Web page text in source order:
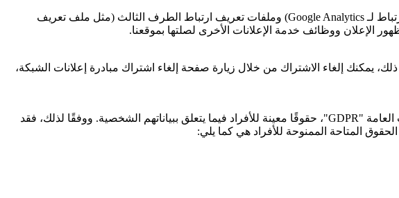
لـ Google Analytics) وملفات تعريف ارتباط الطرف الثالث (مثل ملف تعريف
الإعلان ووظائف خدمة الإعلانات الأخرى لصلتها بموقعنا.
يمكنك إلغاء الاشتراك من خلال زيارة صفحة إلغاء اشتراك مبادرة إعلانات الشبكة،
العامة "GDPR"، حقوقًا معينة للأفراد فيما يتعلق ببياناتهم الشخصية. ووفقًا لذلك، فقد
المتاحة الممنوحة للأفراد هي كما يلي: